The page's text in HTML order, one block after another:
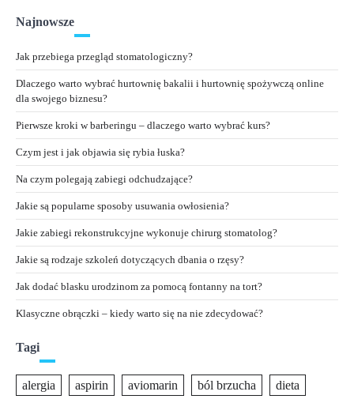
Najnowsze
Jak przebiega przegląd stomatologiczny?
Dlaczego warto wybrać hurtownię bakalii i hurtownię spożywczą online
dla swojego biznesu?
Pierwsze kroki w barberingu – dlaczego warto wybrać kurs?
Czym jest i jak objawia się rybia łuska?
Na czym polegają zabiegi odchudzające?
Jakie są popularne sposoby usuwania owłosienia?
Jakie zabiegi rekonstrukcyjne wykonuje chirurg stomatolog?
Jakie są rodzaje szkoleń dotyczących dbania o rzęsy?
Jak dodać blasku urodzinom za pomocą fontanny na tort?
Klasyczne obrączki – kiedy warto się na nie zdecydować?
Tagi
alergia aspirin aviomarin ból brzucha
dieta